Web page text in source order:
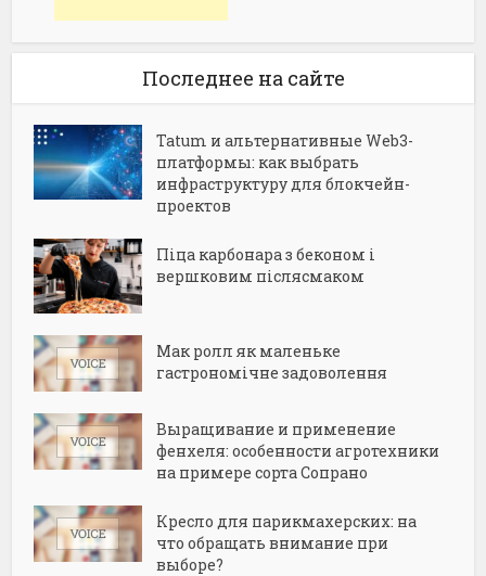
Последнее на сайте
Tatum и альтернативные Web3-
платформы: как выбрать
инфраструктуру для блокчейн-
проектов
Піца карбонара з беконом і
вершковим післясмаком
Мак ролл як маленьке
гастрономічне задоволення
Выращивание и применение
фенхеля: особенности агротехники
на примере сорта Сопрано
Кресло для парикмахерских: на
что обращать внимание при
выборе?